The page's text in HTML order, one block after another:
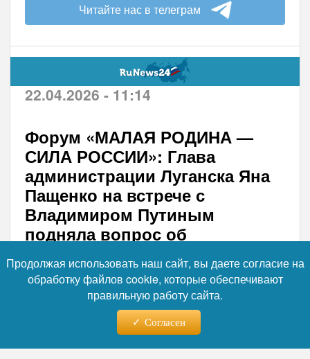
Читайте нас в телеграм
22.04.2026 - 11:14
Форум «МАЛАЯ РОДИНА —
СИЛА РОССИИ»: Глава
администрации Луганска Яна
Пащенко на встрече с
Владимиром Путиным
подняла вопрос об
эксплуатации газовых котлов
Глава администрации Луганска Яна
Пащенко в ходе встречи с Президентом
России Владимиром Путиным
поблагодарила федеральный центр и
регионы страны за поддержку,
Продолжая использовать наш сайт, вы даете согласие на
обработку файлов cookie, которые обеспечивают
правильную работу сайта.
Согласен